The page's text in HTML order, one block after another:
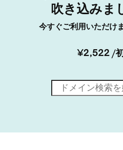
吹き込みま
今すぐご利用いただけ
¥2,522 /